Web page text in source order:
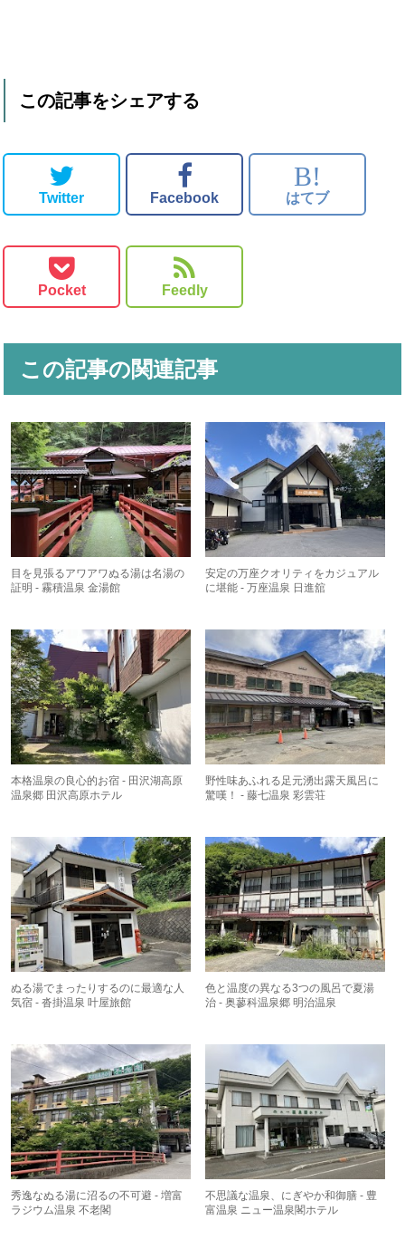
この記事をシェアする
Twitter Facebook
B!
はてブ
Pocket Feedly
この記事の関連記事
目を見張るアワアワぬる湯は名湯の
証明 - 霧積温泉 金湯館
安定の万座クオリティをカジュアル
に堪能 - 万座温泉 日進舘
本格温泉の良心的お宿 - 田沢湖高原
温泉郷 田沢高原ホテル
野性味あふれる足元湧出露天風呂に
驚嘆！ - 藤七温泉 彩雲荘
ぬる湯でまったりするのに最適な人
気宿 - 沓掛温泉 叶屋旅館
色と温度の異なる3つの風呂で夏湯
治 - 奥蓼科温泉郷 明治温泉
秀逸なぬる湯に沼るの不可避 - 増富
ラジウム温泉 不老閣
不思議な温泉、にぎやか和御膳 - 豊
富温泉 ニュー温泉閣ホテル